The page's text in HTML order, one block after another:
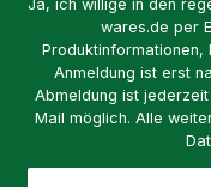
Ja, ich willige in den
wares.de per
Produktinformationen,
Anmeldung ist erst
Abmeldung ist
Mail möglich. Alle